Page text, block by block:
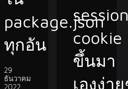
cookie
ขึ้นมา
เองง่า
package.json
ทุกอัน
29
ธันวาคม
2022